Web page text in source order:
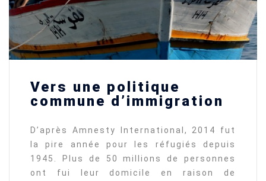
Vers une politique
commune d’immigration
D’après Amnesty International, 2014 fut
la pire année pour les réfugiés depuis
1945. Plus de 50 millions de personnes
ont fui leur domicile en raison de